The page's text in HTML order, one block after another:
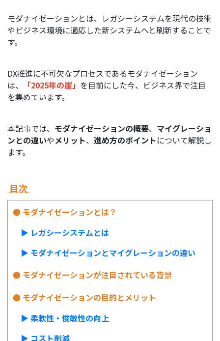
モダナイゼーションとは、レガシーシステムを現代の技術
やビジネス環境に適応した新システムへと刷新することで
す。
DX推進に不可欠なプロセスであるモダナイゼーション
は、
「2025年の崖」 を目前にした今、ビジネス界で注目
を集めています。
本記事では、 モダナイゼーションの概要、 マイグレーショ
ンとの違いやメリット、 進め方のポイントについて解説し
ます。
目次
● モダナイゼーションとは？
▶️ レガシーシステムとは
▶︎ モダナイゼーションとマイグレーションの違い
● モダナイゼーションが注目されている背景
● モダナイゼーションの目的とメリット
▶︎ 柔軟性・俊敏性の向上
▶︎ コスト削減